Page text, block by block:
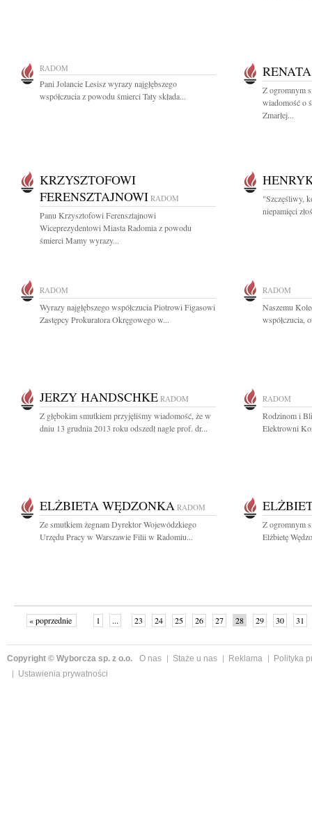
RADOM
Pani Jolancie Lesisz wyrazy najgłębszego
współczucia z powodu śmierci Taty składa...
Z ogromnym
wiadomość o
Zmarłej...
KRZYSZTOFOWI
FERENSZTAJNOWI RADOM
Panu Krzysztofowi Ferensztajnowi
Wiceprezydentowi Miasta Radomia z powodu
śmierci Mamy wyrazy...
"Szczęśliwy,
niepamięci
RADOM
Wyrazy najgłębszego współczucia Piotrowi Figasowi
Zastępcy Prokuratora Okręgowego w...
RADOM
Naszemu
współczucia,
JERZY HANDSCHKE RADOM
Z głębokim smutkiem przyjęliśmy wiadomość, że w
dniu 13 grudnia 2013 roku odszedł nagle prof. dr...
RADOM
Rodzinom i
Elektrowni
ELŻBIETA WĘDZONKA RADOM
Ze smutkiem żegnam Dyrektor Wojewódzkiego
Urzędu Pracy w Warszawie Filii w Radomiu...
Z ogromnym
Elżbietę
« poprzednie 1 ... 23 24 25 26 27 28 29 30
31
Copyright © Wyborcza sp. z o.o. O nas Staże u nas Reklama
Polityka
Ustawienia prywatności